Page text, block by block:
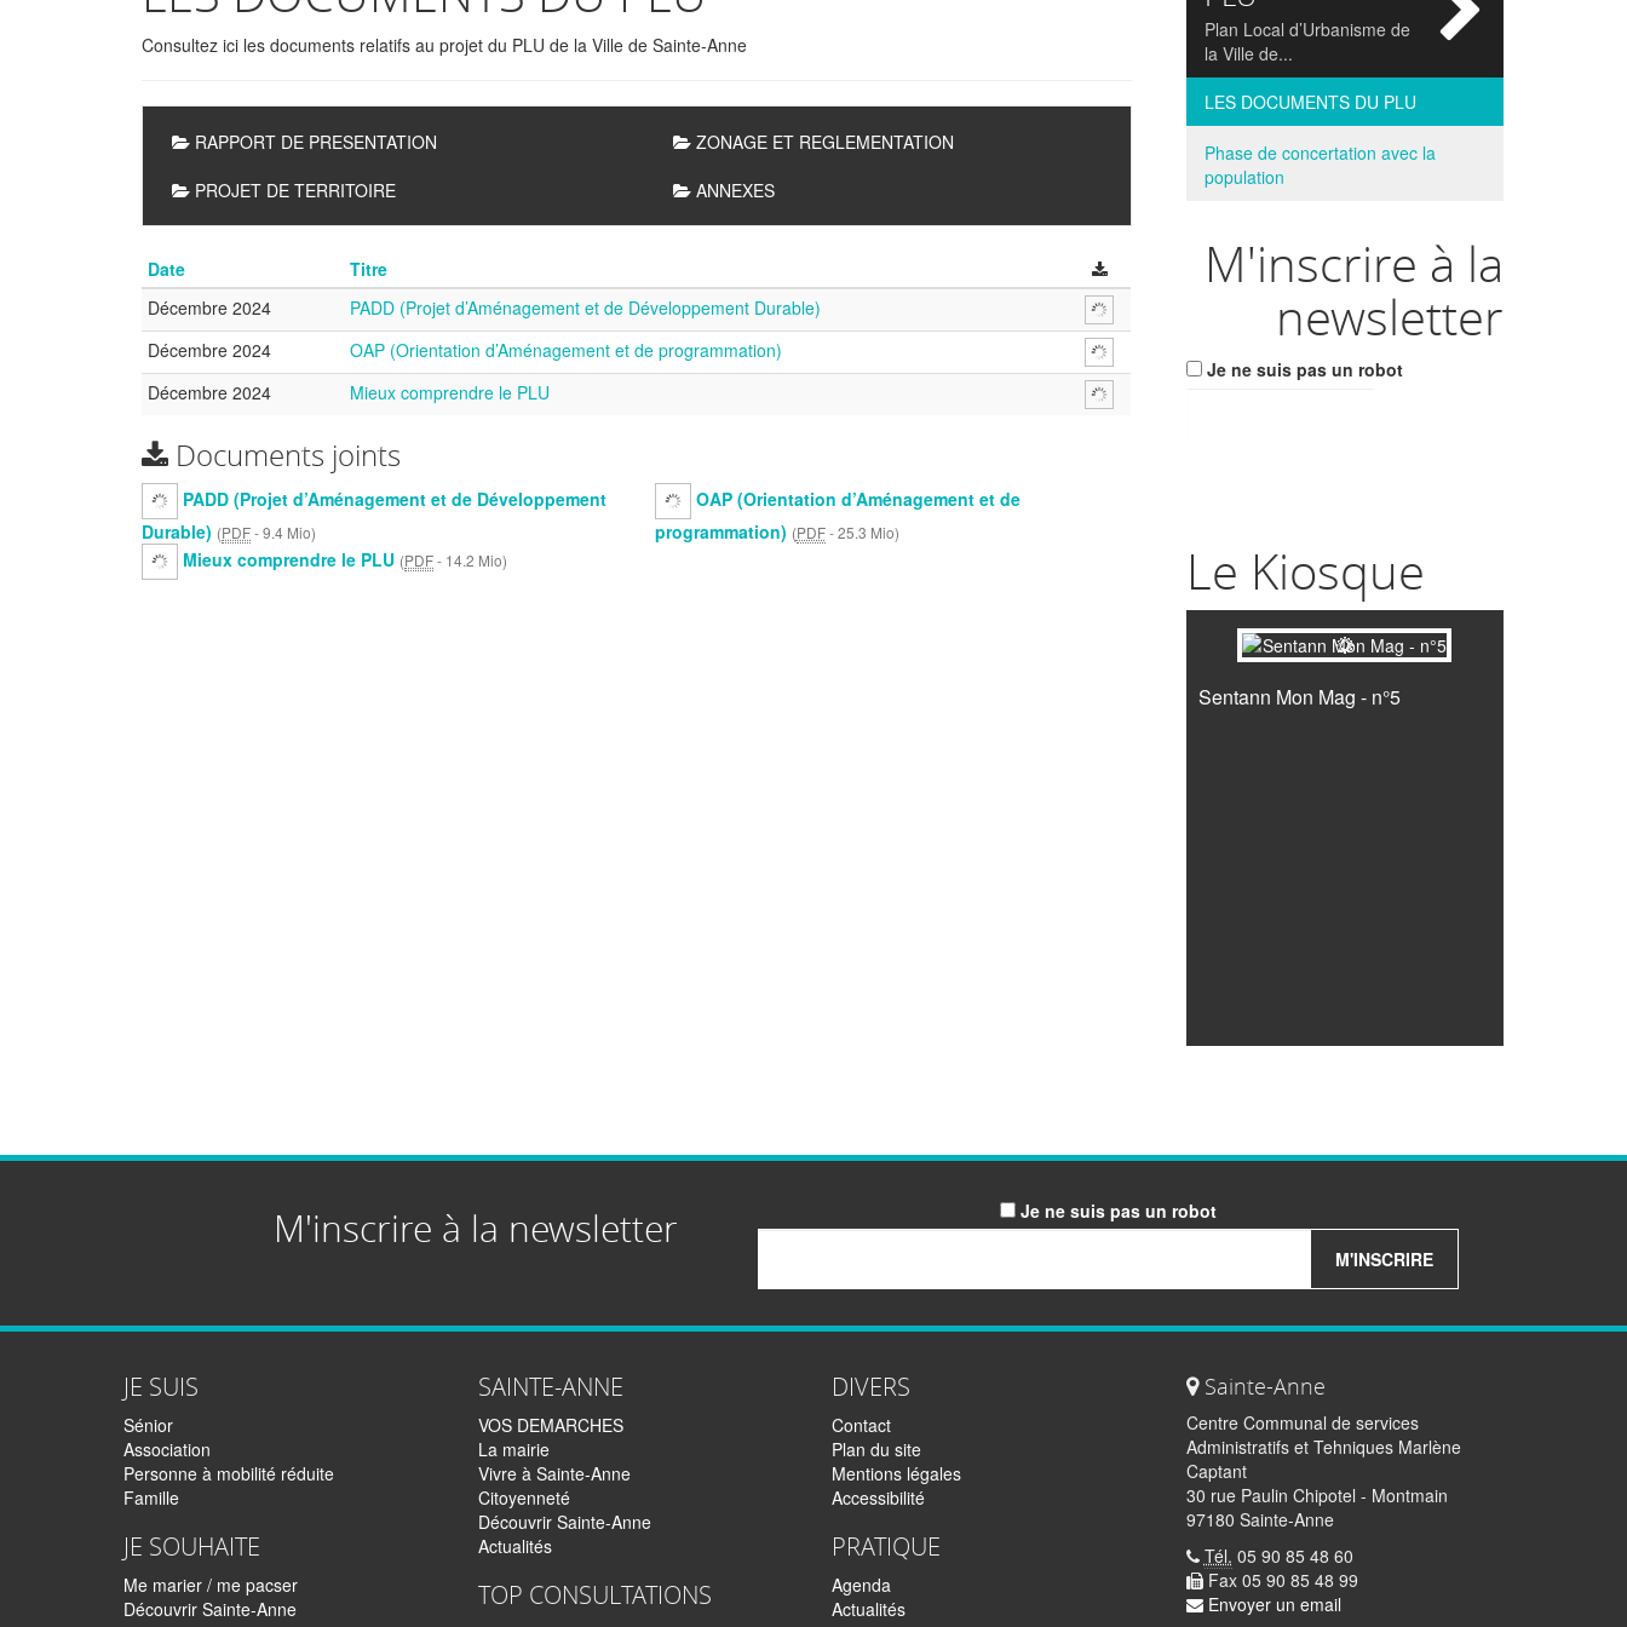
Consultez ici les documents relatifs au projet du PLU de la Ville de Sainte-Anne
Sous-
rubriques
RAPPORT DE PRESENTATION
PROJET DE TERRITOIRE
ZONAGE ET REGLEMENTATION
ANNEXES
Date Titre
consulter
Décembre 2024
PADD (Projet d’Aménagement et de Développement Durable)
Décembre 2024
OAP (Orientation d’Aménagement et de programmation)
Décembre 2024
Mieux comprendre le PLU
Documents joints
PADD (Projet d’Aménagement et de Développement
Durable) (PDF-9.4 Mio)
OAP (Orientation d’Aménagement et de
programmation) (PDF-25.3 Mio)
Mieux comprendre le PLU (PDF- 14.2 Mio)
Plan Local d’Urbanisme de
la Ville de...
LES DOCUMENTS DU PLU
Phase de concertation avec la
population
M'inscrire à la
newsletter
Je ne suis pas un robot
Le Kiosque
Sentann Mon Mag - n°5
M'inscrire à la newsletter
Je ne suis pas un robot
M'INSCRIRE
JE SUIS
Sénior
Association
Personne à mobilité réduite
Famille
JE SOUHAITE
Me marier / me pacser
Découvrir Sainte-Anne
SAINTE-ANNE
VOS DEMARCHES
La mairie
Vivre à Sainte-Anne
Citoyenneté
Découvrir Sainte-Anne
Actualités
TOP CONSULTATIONS
DIVERS
Contact
Plan du site
Mentions légales
Accessibilité
PRATIQUE
Agenda
Actualités
Sainte-Anne
Centre Communal de services
Administratifs et Tehniques Marlène
Captant
30 rue Paulin Chipotel - Montmain
97180 Sainte-Anne
Tél. 05 90 85 48 60
Fax 05 90 85 48 99
Envoyer un email